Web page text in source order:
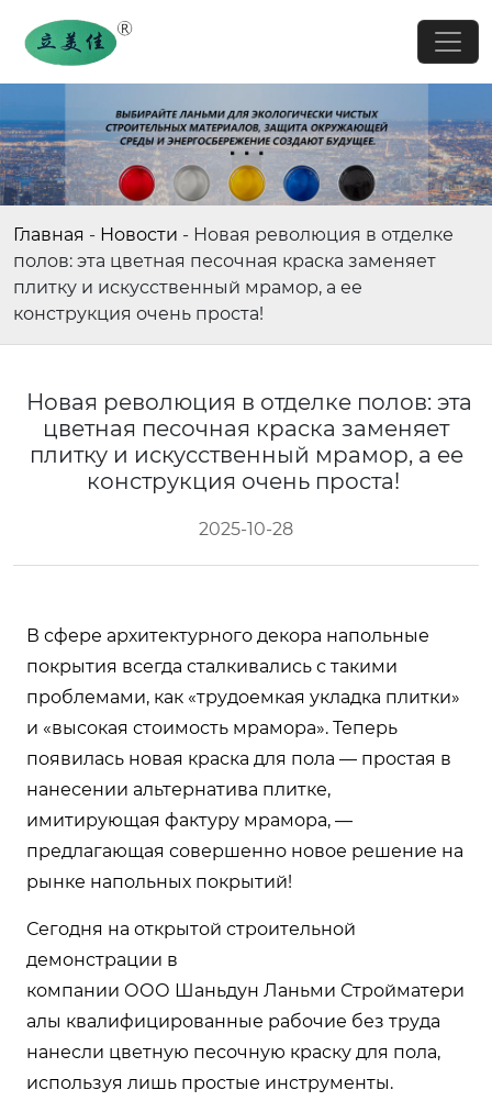
Главная - Новости - Новая революция в отделке
полов: эта цветная песочная краска заменяет
плитку и искусственный мрамор, а ее
конструкция очень проста!
Новая революция в отделке полов: эта
цветная песочная краска заменяет
плитку и искусственный мрамор, а ее
конструкция очень проста!
2025-10-28
В сфере архитектурного декора напольные
покрытия всегда сталкивались с такими
проблемами, как «трудоемкая укладка плитки»
и «высокая стоимость мрамора». Теперь
появилась новая краска для пола — простая в
нанесении альтернатива плитке,
имитирующая фактуру мрамора, —
предлагающая совершенно новое решение на
рынке напольных покрытий!
Сегодня на открытой строительной
демонстрации в
компании ООО Шаньдун Ланьми Стройматери
алы квалифицированные рабочие без труда
нанесли цветную песочную краску для пола,
используя лишь простые инструменты.